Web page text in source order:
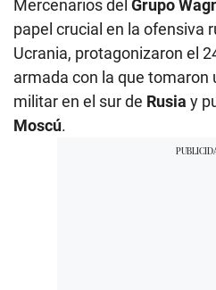
Mercenarios del Grupo
papel crucial en la ofensiva
Ucrania, protagonizaron el
armada con la que tomaron
militar en el sur de Rusia y
Moscú.